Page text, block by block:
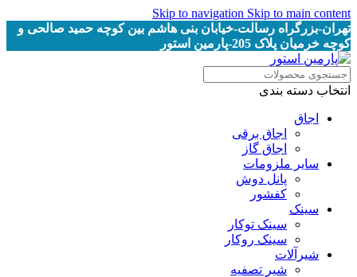
Skip to navigation Skip to main content
تهران-بزرگراه رسالت-خیابان بنی هاشم بین کوچه حمید صالحی و
کوچه خرمیان پلاک 205-پارمین استور
انتخاب دسته بندی
اجاق
اجاق برقى
اجاق گاز
سایر ملزومات
پانل دوش
کفشور
سینک
سینک توکار
سینک روکار
شیرآلات
شیر تصفیه